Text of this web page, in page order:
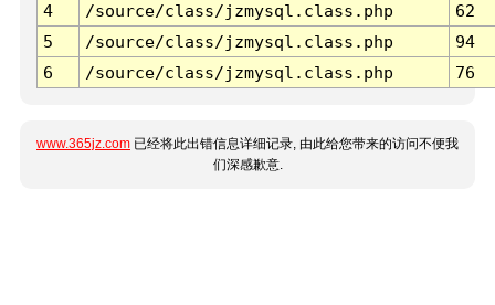
4
/source/class/jzmysql.class.php
62
5
/source/class/jzmysql.class.php
94
6
/source/class/jzmysql.class.php 76
www.365jz.com 已经将此出错信息详细记录, 由此给您带来的访问不便我
们深感歉意.